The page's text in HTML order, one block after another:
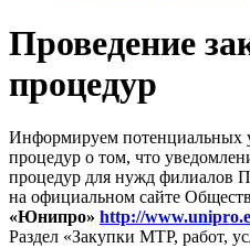
Проведение
процедур
Информируем потенциальных
процедур о том, что
процедур для нужд
на официальном сайте
«Юнипро» http://
Раздел «Закупки МТР, работ,